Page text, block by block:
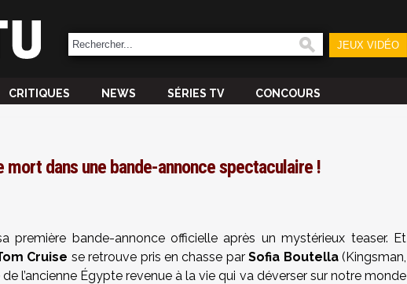
JEUX VIDÉO
CRITIQUES NEWS SÉRIES TV CONCOURS
mort dans une bande-annonce spectaculaire !
première bande-annonce officielle après un mystérieux teaser. Et
Cruise se retrouve pris en chasse parSofia Boutella(Kingsman,
l’ancienne Égypte revenue à la vie qui va déverser sur notre monde